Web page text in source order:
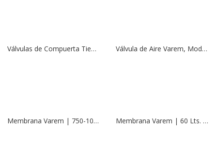
Válvulas de Compuerta Tiemme | PN16 | 3/4” Válvula de Aire Varem, Modelo 24 Lts.
Membrana Varem | 750-1000 Lts. Butyl Membrana Varem | 60 Lts. Butyl